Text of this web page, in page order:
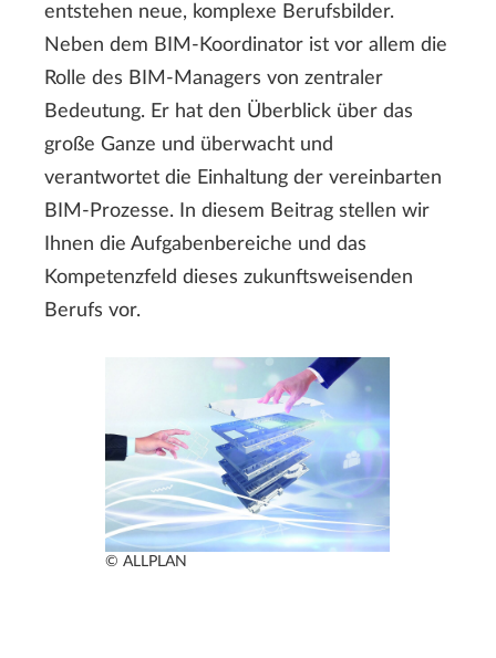
entstehen neue, komplexe Berufsbilder.
Neben dem BIM-Koordinator ist vor allem die
Rolle des BIM-Managers von zentraler
Bedeutung. Er hat den Überblick über das
große Ganze und überwacht und
verantwortet die Einhaltung der vereinbarten
BIM-Prozesse. In diesem Beitrag stellen wir
Ihnen die Aufgabenbereiche und das
Kompetenzfeld dieses zukunftsweisenden
Berufs vor.
© ALLPLAN